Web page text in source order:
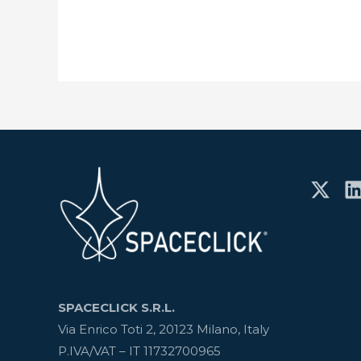
SPACECLICK S.R.L.
Via Enrico Toti 2, 20123 Milano, Italy
P.IVA/VAT – IT 11732700965